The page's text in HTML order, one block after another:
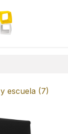
escuela (7)